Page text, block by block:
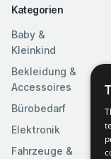
Kategorien
Baby &
Kleinkind
Bekleidung &
Accessoires
Bürobedarf
Elektronik
Fahrzeuge &